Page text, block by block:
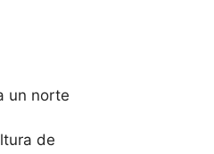
un norte
de